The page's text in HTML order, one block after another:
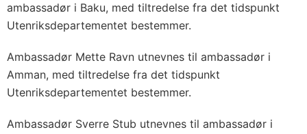
ambassadør i Baku, med tiltredelse fra det tidspunkt
Utenriksdepartementet bestemmer.
Ambassadør Mette Ravn utnevnes til ambassadør i
Amman, med tiltredelse fra det tidspunkt
Utenriksdepartementet bestemmer.
Ambassadør Sverre Stub utnevnes til ambassadør i